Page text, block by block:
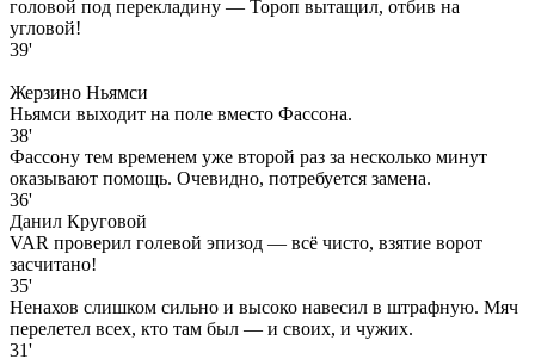
головой под перекладину — Тороп вытащил, отбив на
угловой!
39'
Жерзино Ньямси
Ньямси выходит на поле вместо Фассона.
38'
Фассону тем временем уже второй раз за несколько минут
оказывают помощь. Очевидно, потребуется замена.
36'
Данил Круговой
VAR проверил голевой эпизод — всё чисто, взятие ворот
засчитано!
35'
Ненахов слишком сильно и высоко навесил в штрафную. Мяч
перелетел всех, кто там был — и своих, и чужих.
31'